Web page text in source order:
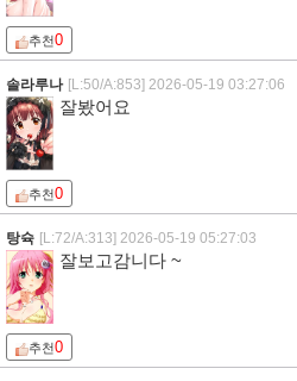
추천0
솔라루나 [L:50/A:853] 2026-05-19 03:27:06
잘봤어요
추천0
탕슉 [L:72/A:313] 2026-05-19 05:27:03
잘보고감니다 ~
추천0